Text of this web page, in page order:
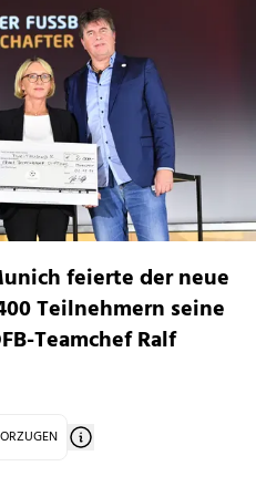
feierte der neue
Teilnehmern seine
Teamchef Ralf